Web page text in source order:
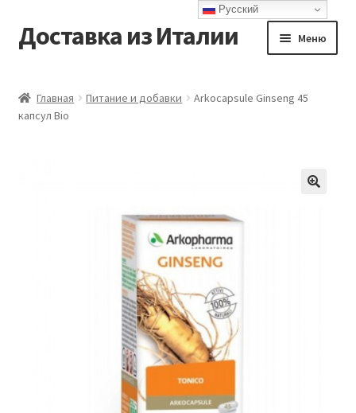
Перейти
к
Перейти
к
Доставка из Италии Меню
Доставка
Оформление заказа
Главная Питание и добавки
Arkocapsule Ginseng 45
капсул Bio
Русский